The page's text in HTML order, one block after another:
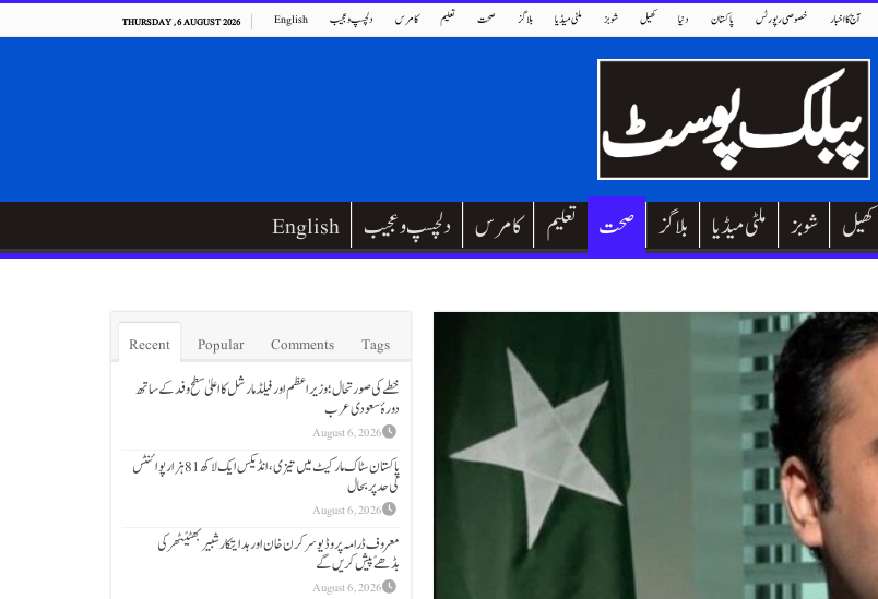
THURSDAY , 6 AUGUST 2026 English دلچسپ و عجیب کامرس تعلیم صحت بلاگز ملٹی میڈیا شوبز کھیل دنیا پاکستان خصوصی رپورٹس آج کا اخبار
English دلچسپ و عجیب کامرس تعلیم صحت بلاگز ملٹی میڈیا شوبز کھیل
Recent Popular Comments
Tags
خطے کی صورتحال؛ وزیراعظم اور فیلڈ مارشل کا اعلیٰ سطح وفد کے ساتھ
دورۂ سعودی عرب
August 6, 2026
پاکستان سٹاک مارکیٹ میں تیزی،انڈیکس ایک لاکھ 81 ہزار پوائنٹس
کی حد پر بحال
August 6, 2026
معروف ڈرامہ پروڈیوسر کرن خان اور ہدایتکار شبیر بھٹیًٹھرکی
بڈھےًپیش کریں گے
August 6, 2026